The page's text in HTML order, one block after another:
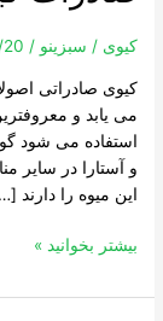
کیوی / سبزینو/
کیوی صادراتی
می یابد و
استفاده می شود
و آستارا در سایر
این میوه را دارند
بیشتر بخوانید »